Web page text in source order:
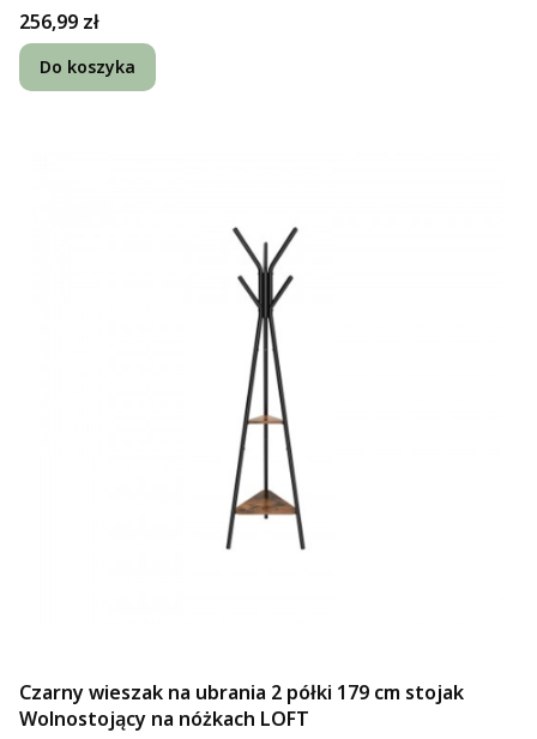
Cena
256,99 zł
Do koszyka
Czarny wieszak na ubrania 2 półki 179 cm stojak
Wolnostojący na nóżkach LOFT